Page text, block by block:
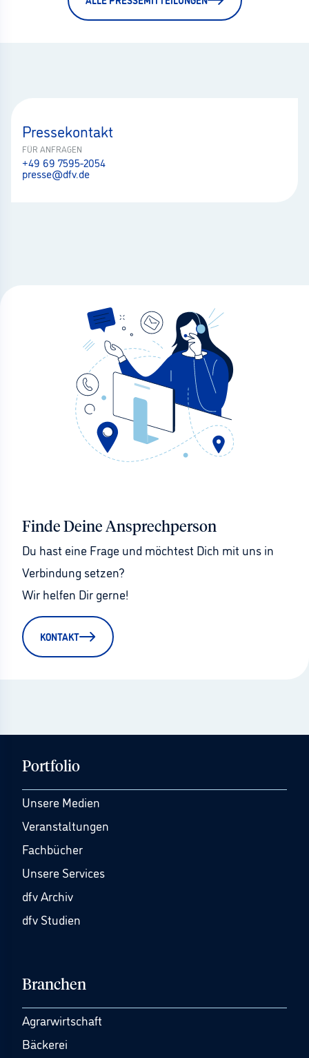
Pressekontakt
FÜR ANFRAGEN
+49 69 7595-2054
presse@dfv.de
Finde Deine Ansprechperson
Du hast eine Frage und möchtest Dich mit uns in
Verbindung setzen?
Wir helfen Dir gerne!
KONTAKT
Portfolio
Unsere Medien
Veranstaltungen
Fachbücher
Unsere Services
dfv Archiv
dfv Studien
Branchen
Agrarwirtschaft
Bäckerei